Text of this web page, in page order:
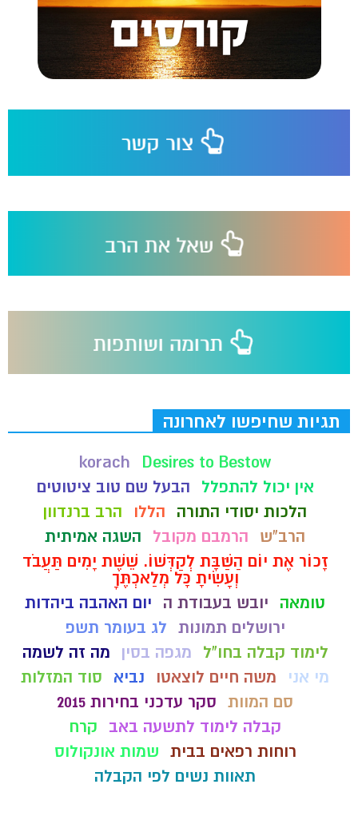
תגיות שחיפשו לאחרונה
Desires to Bestow
korach
אין יכול להתפלל
הבעל שם טוב ציטוטים
הלכות יסודי התורה
הללו
הרב ברנדוון
הרב"ש
הרמבם מקובל
השגה אמיתית
זָכוֹר אֶת יוֹם הַשַּׁבָּת לְקַדְּשׁוֹ. שֵׁשֶׁת יָמִים תַּעֲבֹד
וְעָשִׂיתָ כָּל מְלַאכְתֶּךָ
טומאה
יובש בעבודת ה
יום האהבה ביהדות
ירושלים תמונות לג בעומר תשפ
לימוד קבלה בחו"ל
מגפה בסין
מה זה לשמה
מי אני
משה חיים לוצאטו נביא
סוד המזלות
סם המוות סקר עדכני בחירות 2015
קבלה לימוד לתשעה באב
קרח
רוחות רפאים בבית שמות אונקולוס
תאוות נשים לפי הקבלה